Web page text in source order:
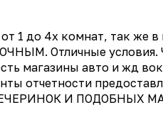
до 4х комнат, так же в
Отличные условия.
магазины авто и жд
отчетности
И ПОДОБНЫХ